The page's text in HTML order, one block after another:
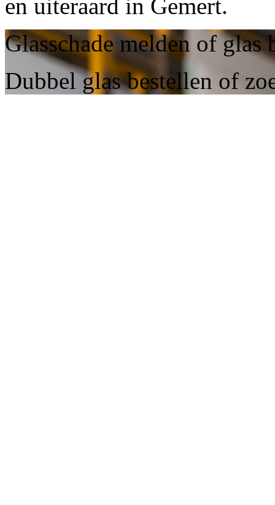
en uiteraard in Gemert.
Glasschade melden of glas
Dubbel glas bestellen of